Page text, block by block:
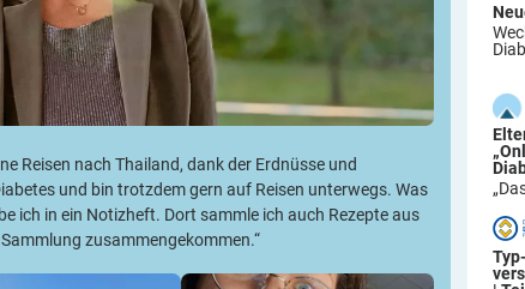
Reisen nach Thailand, dank der Erdnüsse und
und bin trotzdem gern auf Reisen unterwegs. Was
ich in ein Notizheft. Dort sammle ich auch Rezepte aus
zusammengekommen.“